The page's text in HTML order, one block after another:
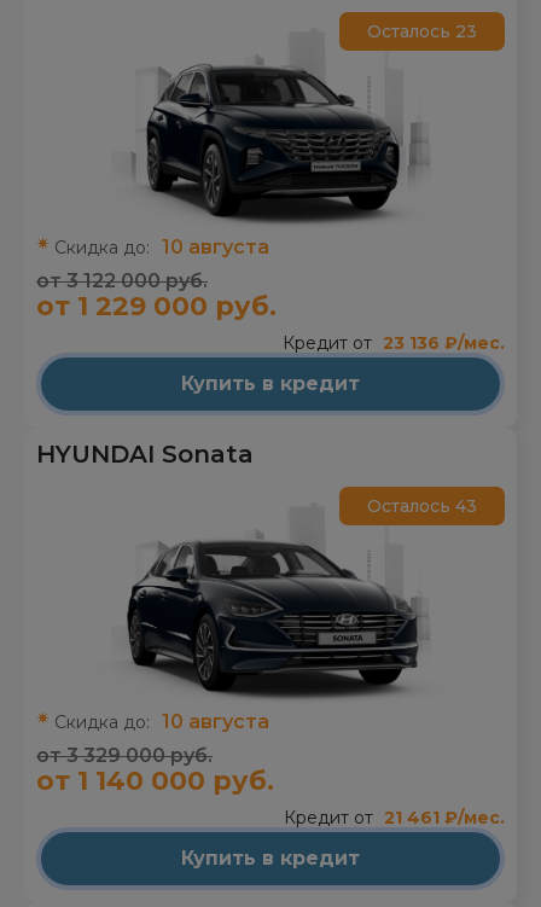
Осталось 23
Скидка до:
10 августа
от 3 122 000 руб.
от 1 229 000 руб.
Кредит от 23 136 ₽/мес.
Купить в кредит
HYUNDAI Sonata
Осталось 43
Скидка до:
10 августа
от 3 329 000 руб.
от 1 140 000 руб.
Кредит от 21 461 ₽/мес.
Купить в кредит